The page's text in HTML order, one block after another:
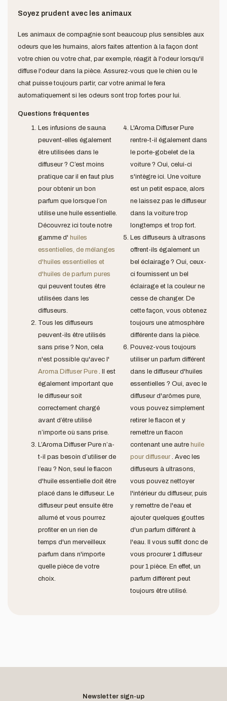
Soyez prudent avec les animaux
Les animaux de compagnie sont beaucoup plus sensibles aux
odeurs que les humains, alors faites attention à la façon dont
votre chien ou votre chat, par exemple, réagit à l'odeur lorsqu'il
diffuse l'odeur dans la pièce. Assurez-vous que le chien ou le
chat puisse toujours partir, car votre animal le fera
automatiquement si les odeurs sont trop fortes pour lui.
Questions fréquentes
Les infusions de sauna
peuvent-elles également
être utilisées dans le
diffuseur ? C’est moins
pratique car il en faut plus
pour obtenir un bon
parfum que lorsque l’on
utilise une huile essentielle.
Découvrez ici toute notre
gamme d' huiles
essentielles, de mélanges
d'huiles essentielles et
d'huiles de parfum pures
qui peuvent toutes être
utilisées dans les
diffuseurs.
Tous les diffuseurs
peuvent-ils être utilisés
sans prise ? Non, cela
n'est possible qu'avec l'
Aroma Diffuser Pure . Il est
également important que
le diffuseur soit
correctement chargé
avant d’être utilisé
n’importe où sans prise.
L’Aroma Diffuser Pure n’a-
t-il pas besoin d’utiliser de
l’eau ? Non, seul le flacon
d'huile essentielle doit être
placé dans le diffuseur. Le
diffuseur peut ensuite être
allumé et vous pourrez
profiter en un rien de
temps d'un merveilleux
parfum dans n'importe
quelle pièce de votre
choix.
L'Aroma Diffuser Pure
rentre-t-il également dans
le porte-gobelet de la
voiture ? Oui, celui-ci
s'intègre ici. Une voiture
est un petit espace, alors
ne laissez pas le diffuseur
dans la voiture trop
longtemps et trop fort.
Les diffuseurs à ultrasons
offrent-ils également un
bel éclairage ? Oui, ceux-
ci fournissent un bel
éclairage et la couleur ne
cesse de changer. De
cette façon, vous obtenez
toujours une atmosphère
différente dans la pièce.
Pouvez-vous toujours
utiliser un parfum différent
dans le diffuseur d'huiles
essentielles ? Oui, avec le
diffuseur d'arômes pure,
vous pouvez simplement
retirer le flacon et y
remettre un flacon
contenant une autre huile
pour diffuseur. Avec les
diffuseurs à ultrasons,
vous pouvez nettoyer
l'intérieur du diffuseur, puis
y remettre de l'eau et
ajouter quelques gouttes
d'un parfum différent à
l'eau. Il vous suffit donc de
vous procurer 1 diffuseur
pour 1 pièce. En effet, un
parfum différent peut
toujours être utilisé.
Newsletter sign-up